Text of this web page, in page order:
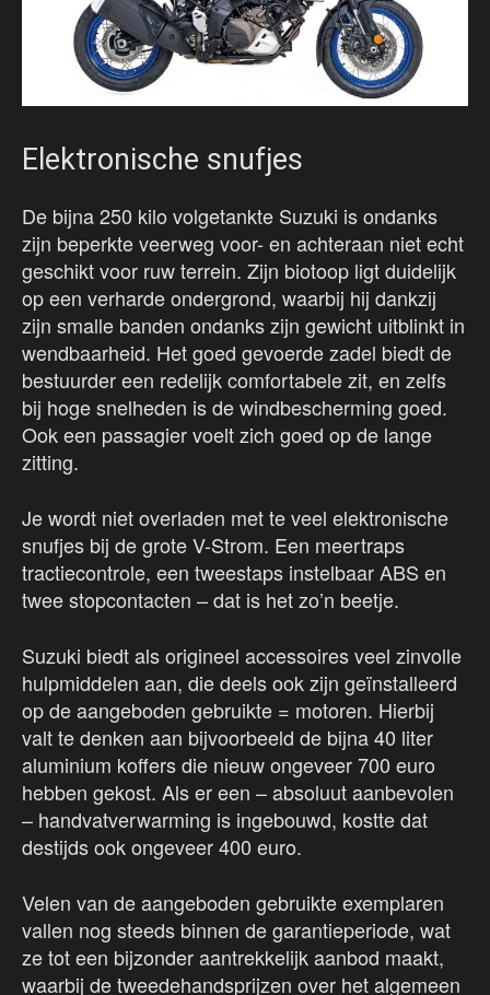
Elektronische snufjes
De bijna 250 kilo volgetankte Suzuki is ondanks
zijn beperkte veerweg voor- en achteraan niet echt
geschikt voor ruw terrein. Zijn biotoop ligt duidelijk
op een verharde ondergrond, waarbij hij dankzij
zijn smalle banden ondanks zijn gewicht uitblinkt in
wendbaarheid. Het goed gevoerde zadel biedt de
bestuurder een redelijk comfortabele zit, en zelfs
bij hoge snelheden is de windbescherming goed.
Ook een passagier voelt zich goed op de lange
zitting.
Je wordt niet overladen met te veel elektronische
snufjes bij de grote V-Strom. Een meertraps
tractiecontrole, een tweestaps instelbaar ABS en
twee stopcontacten – dat is het zo’n beetje.
Suzuki biedt als origineel accessoires veel zinvolle
hulpmiddelen aan, die deels ook zijn geïnstalleerd
op de aangeboden gebruikte = motoren. Hierbij
valt te denken aan bijvoorbeeld de bijna 40 liter
aluminium koffers die nieuw ongeveer 700 euro
hebben gekost. Als er een – absoluut aanbevolen
– handvatverwarming is ingebouwd, kostte dat
destijds ook ongeveer 400 euro.
Velen van de aangeboden gebruikte exemplaren
vallen nog steeds binnen de garantieperiode, wat
ze tot een bijzonder aantrekkelijk aanbod maakt,
waarbij de tweedehandsprijzen over het algemeen